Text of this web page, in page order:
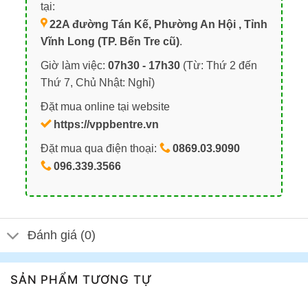
tại:
22A đường Tán Kế, Phường An Hội , Tỉnh
Vĩnh Long (TP. Bến Tre cũ).
Giờ làm việc: 07h30 - 17h30(Từ: Thứ 2 đến
Thứ 7, Chủ Nhật: Nghỉ)
Đặt mua online tại website
https://vppbentre.vn
Đặt mua qua điện thoại:
0869.03.9090
096.339.3566
Đánh giá (0)
SẢN PHẨM TƯƠNG TỰ